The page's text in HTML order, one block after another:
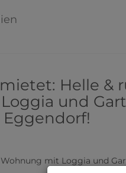
Helle &
und